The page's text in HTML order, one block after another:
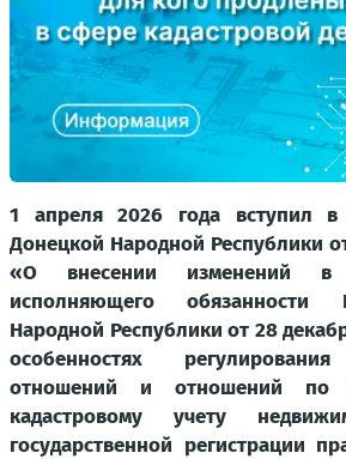
1 апреля 2026 года вступил
Донецкой Народной Республики
«О внесении изменений в
исполняющего обязанности
Народной Республики от 28
особенностях
отношений и отношений по
кадастровому учету
государственной регистрации